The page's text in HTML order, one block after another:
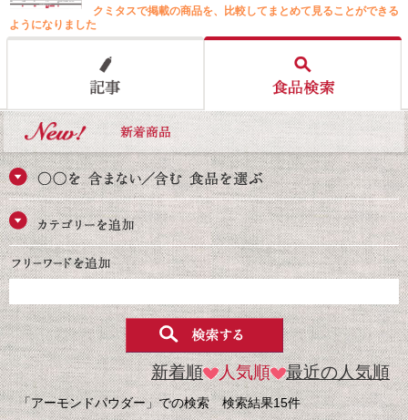
クミタスで掲載の商品を、比較してまとめて見ることができる
ようになりました
新着順 人気順 最近の人気順
「アーモンドパウダー」での検索 検索結果15件